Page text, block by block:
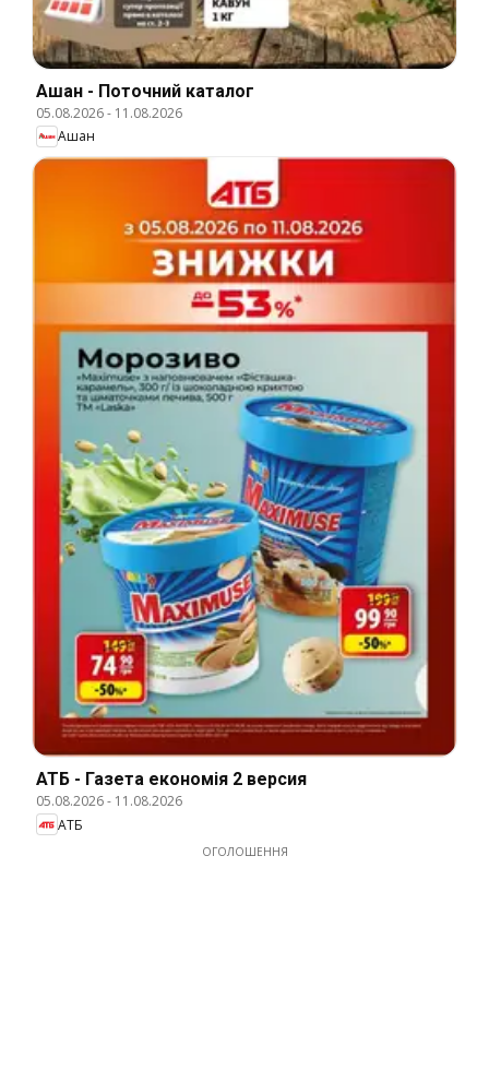
Ашан - Поточний каталог
05.08.2026- 11.08.2026
Ашан
АТБ - Газета економія 2 версия
05.08.2026- 11.08.2026
АТБ
ОГОЛОШЕННЯ